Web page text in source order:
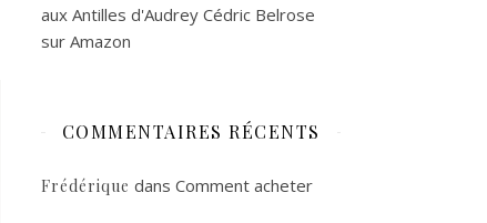
aux Antilles d'Audrey Cédric Belrose
sur Amazon
COMMENTAIRES RÉCENTS
Frédérique dans Comment acheter